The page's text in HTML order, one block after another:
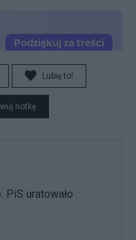
Lubię to!
notkę
PiS uratowało